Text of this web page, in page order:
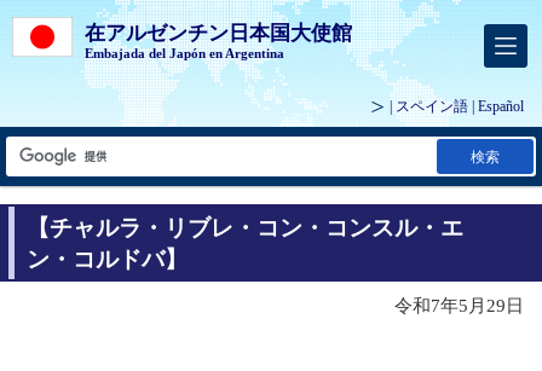
在アルゼンチン日本国大使館
Embajada del Japón en Argentina
| スペイン語 | Español
検索
【チャルラ・リブレ・コン・コンスル・エ
ン・コルドバ】
令和7年5月29日